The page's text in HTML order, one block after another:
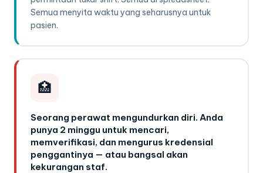
Semua menyita waktu yang seharusnya untuk
pasien.
🏥
Seorang perawat mengundurkan diri. Anda
punya 2 minggu untuk mencari,
memverifikasi, dan mengurus kredensial
penggantinya — atau bangsal akan
kekurangan staf.